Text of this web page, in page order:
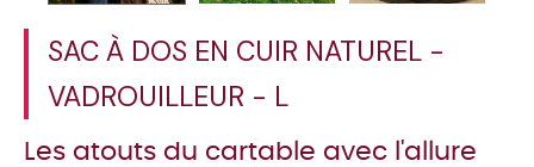
SAC À DOS EN CUIR NATUREL -
VADROUILLEUR - L
Les atouts du cartable avec l'allure